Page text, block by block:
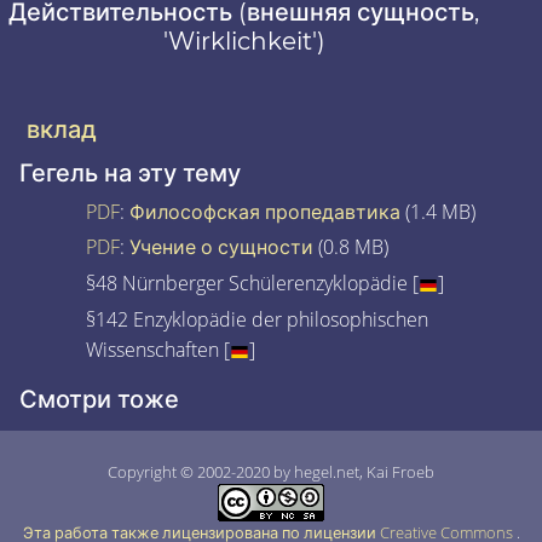
Действительность (внешняя сущность,
'Wirklichkeit')
вклад
Гегель на эту тему
PDF: Философская пропедавтика (1.4 MB)
PDF: Учение о сущности (0.8 MB)
§48 Nürnberger Schülerenzyklopädie [
]
§142 Enzyklopädie der philosophischen
Wissenschaften [
]
Смотри тоже
Copyright © 2002-2020 by hegel.net, Kai Froeb
Эта работа также лицензирована по лицензии Creative Commons